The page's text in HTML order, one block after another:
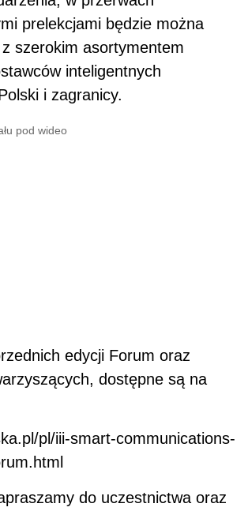
prelekcjami będzie można
szerokim asortymentem
inteligentnych
i zagranicy.
pod wideo
edycji Forum oraz
dostępne są na
pl/iii-smart-communications-
do uczestnictwa oraz